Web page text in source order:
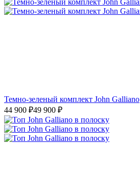
Темно-зеленый комплект John Galliano
44 900 ₽49 900 ₽